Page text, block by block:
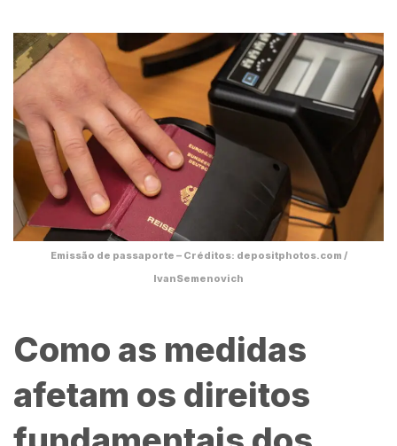
Emissão de passaporte – Créditos: depositphotos.com /
IvanSemenovich
Como as medidas
afetam os direitos